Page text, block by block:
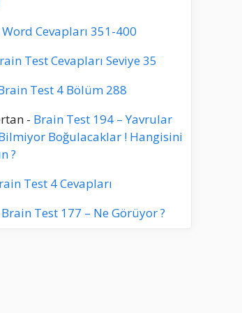
Word Cevapları 351-400
Test Cevapları Seviye 35
Test 4 Bölüm 288
- Brain Test 194 – Yavrular
Boğulacaklar ! Hangisini
?
Test 4 Cevapları
Brain Test 177 – Ne Görüyor ?